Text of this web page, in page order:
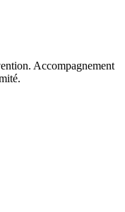
Accompagnement